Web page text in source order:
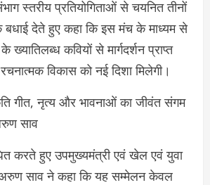
स्तरीय प्रतियोगिताओं से चयनित तीनों
बधाई देते हुए कहा कि इस मंच के माध्यम से
ख्यातिलब्ध कवियों से मार्गदर्शन प्राप्त
विकास को नई दिशा मिलेगी।
गीत, नृत्य और भावनाओं का जीवंत संगम
साव
करते हुए उपमुख्यमंत्री एवं खेल एवं युवा
अरुण साव ने कहा कि यह सम्मेलन केवल